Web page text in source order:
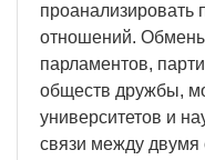
проанализировать
отношений.
парламентов,
обществ дружбы,
университетов и
связи между двумя